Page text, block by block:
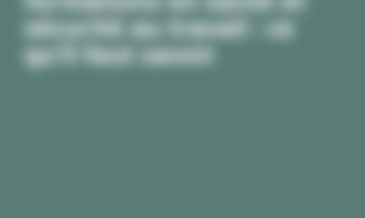
sécurité au travail : ce
qu’il faut savoir